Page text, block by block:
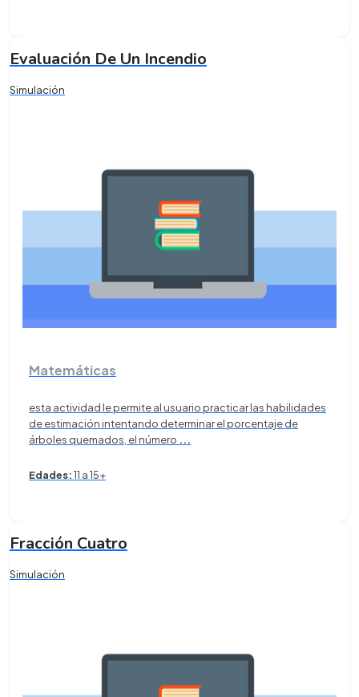
Evaluación De Un Incendio
Simulación
Matemáticas
esta actividad le permite al usuario practicar las habilidades
de estimación intentando determinar el porcentaje de
árboles quemados, el número ...
Edades:11 a 15+
Fracción Cuatro
Simulación